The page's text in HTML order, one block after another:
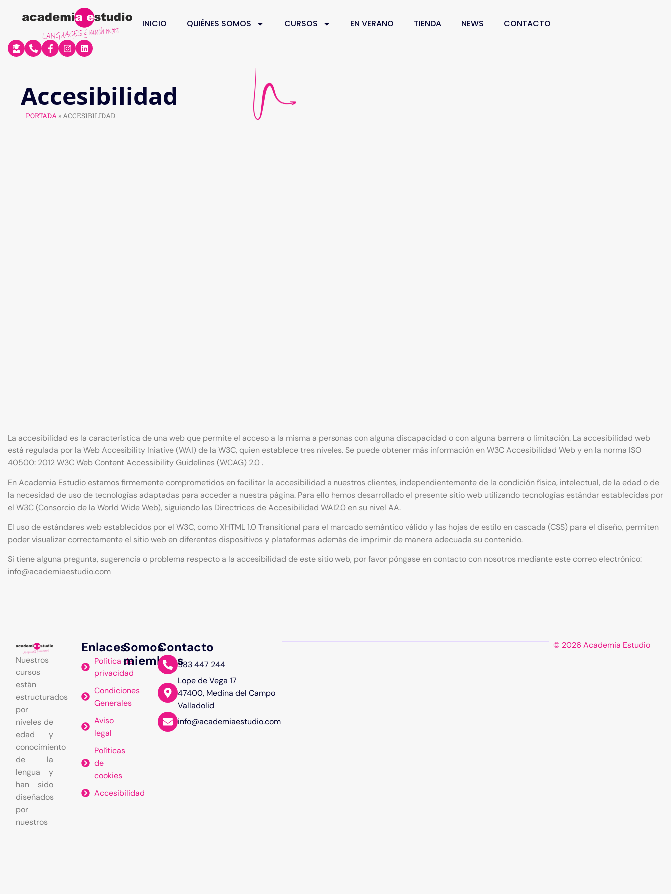
INICIO QUIÉNES SOMOS CURSOS EN VERANO TIENDA NEWS CONTACTO
Accesibilidad
PORTADA »ACCESIBILIDAD
La accesibilidad es la característica de una web que permite el acceso a la misma a personas con alguna discapacidad o con alguna barrera o limitación. La accesibilidad web
está regulada por la Web Accesibility Iniative (WAI) de la W3C, quien establece tres niveles. Se puede obtener más información en W3C Accesibilidad Web y en la norma ISO
40500: 2012 W3C Web Content Accessibility Guidelines (WCAG) 2.0 .
En Academia Estudio estamos firmemente comprometidos en facilitar la accesibilidad a nuestros clientes, independientemente de la condición física, intelectual, de la edad o de
la necesidad de uso de tecnologías adaptadas para acceder a nuestra página. Para ello hemos desarrollado el presente sitio web utilizando tecnologías estándar establecidas por
el W3C (Consorcio de la World Wide Web), siguiendo las Directrices de Accesibilidad WAI2.0 en su nivel AA.
El uso de estándares web establecidos por el W3C, como XHTML 1.0 Transitional para el marcado semántico válido y las hojas de estilo en cascada (CSS) para el diseño, permiten
poder visualizar correctamente el sitio web en diferentes dispositivos y plataformas además de imprimir de manera adecuada su contenido.
Si tiene alguna pregunta, sugerencia o problema respecto a la accesibilidad de este sitio web, por favor póngase en contacto con nosotros mediante este correo electrónico:
info@academiaestudio.com
Nuestros
cursos
están
estructurados
por
niveles de
edad y
conocimiento
de la
lengua y
han sido
diseñados
por
nuestros
Enlaces
Política de
privacidad
Condiciones
Generales
Aviso
legal
Políticas
de
cookies
Accesibilidad
Somos
miembros
Contacto
983 447 244
Lope de Vega 17
47400, Medina del Campo
Valladolid
info@academiaestudio.com
© 2026 Academia Estudio